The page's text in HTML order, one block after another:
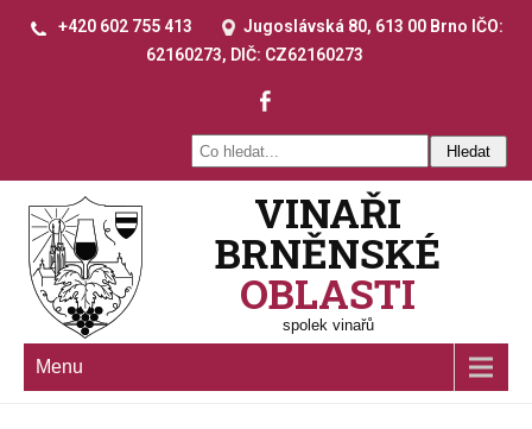
+420 602 755 413
Jugoslávská 80, 613 00 Brno IČO:
62160273, DIČ: CZ62160273
VINAŘI
BRNĚNSKÉ
OBLASTI
spolek vinařů
Menu